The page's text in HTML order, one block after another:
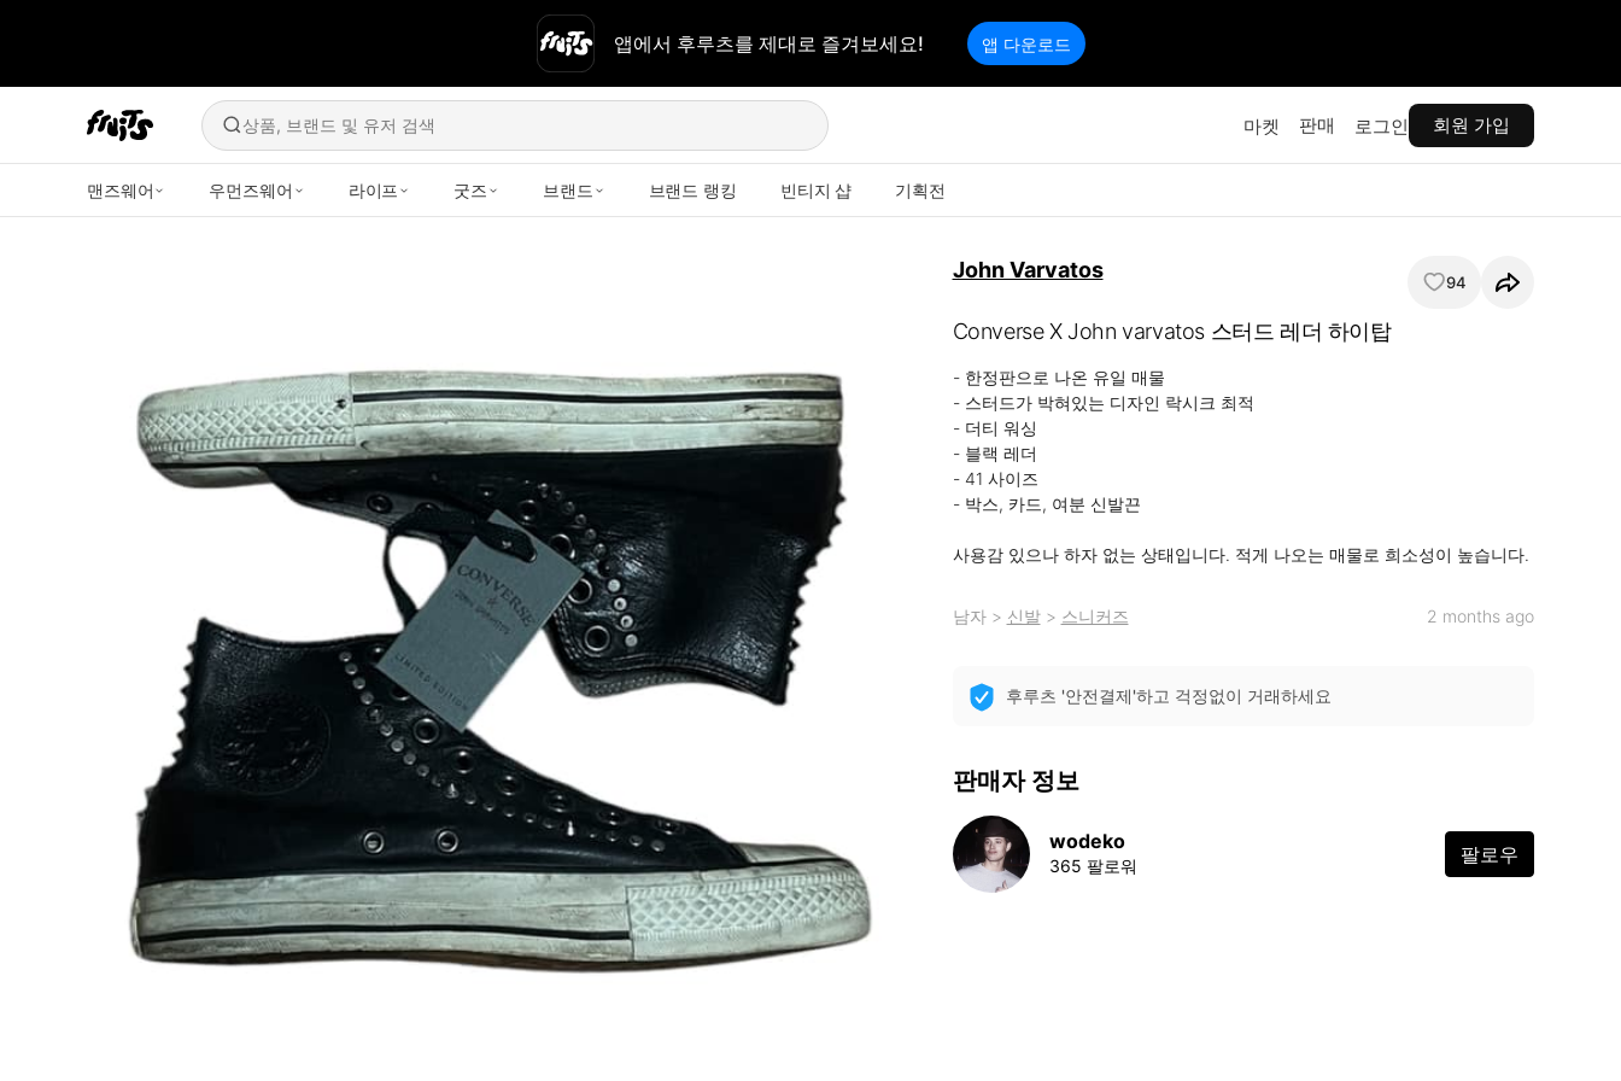
앱에서 후루츠를 제대로 즐겨보세요! 앱 다운로드
상품, 브랜드 및 유저 검색 마켓 판매 로그인 회원 가입
맨즈웨어 우먼즈웨어 라이프 굿즈 브랜드 브랜드 랭킹 빈티지 샵 기획전
John Varvatos 94
Converse X John varvatos 스터드 레더 하이탑
- 한정판으로 나온 유일 매물
- 스터드가 박혀있는 디자인 락시크 최적
- 더티 워싱
- 블랙 레더
- 41 사이즈
- 박스, 카드, 여분 신발끈
사용감 있으나 하자 없는 상태입니다. 적게 나오는 매물로 희소성이 높습니다.
남자> 신발> 스니커즈 2 months ago
후루츠 '안전결제'하고 걱정없이 거래하세요
판매자 정보
wodeko
365 팔로워 팔로우